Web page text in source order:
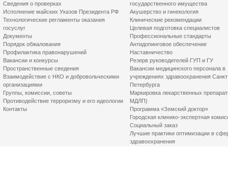
Сведения о проверках
Исполнение майских Указов Президента РФ
Технологические регламенты оказания
госуслуг
Документы
Порядок обжалования
Профилактика правонарушений
Вакансии и конкурсы
Пространственные сведения
Взаимодействие с НКО и добровольческими
организациями
Группы, комиссии, советы
Противодействие терроризму и его идеологии
Контакты
государственного имущества
Акушерство и гинекология
Клинические рекомендации
Целевая подготовка специалистов
Профессиональные стандарты
Антидопинговое обеспечение
Наставничество
Резерв руководителей ГУП и ГУ
Вакансии медицинского персонала в
учреждениях здравоохранения
Петербурга
Маркировка лекарственных
МДЛП)
Программа «Земский доктор»
Городская клинико-экспертная
Социальный заказ
Лучшие практики оптимизации в
здравоохранения